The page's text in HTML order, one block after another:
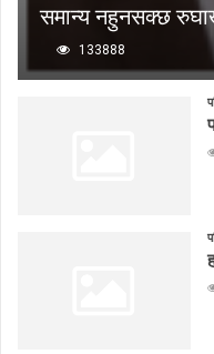
समान्य नहुनसक्छ
133888